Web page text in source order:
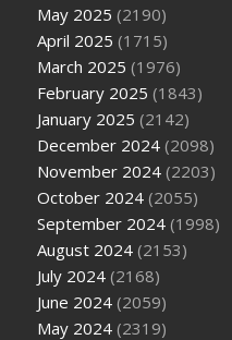
May 2025 (2190)
April 2025 (1715)
March 2025 (1976)
February 2025 (1843)
January 2025 (2142)
December 2024 (2098)
November 2024 (2203)
October 2024 (2055)
September 2024 (1998)
August 2024 (2153)
July 2024 (2168)
June 2024 (2059)
May 2024 (2319)